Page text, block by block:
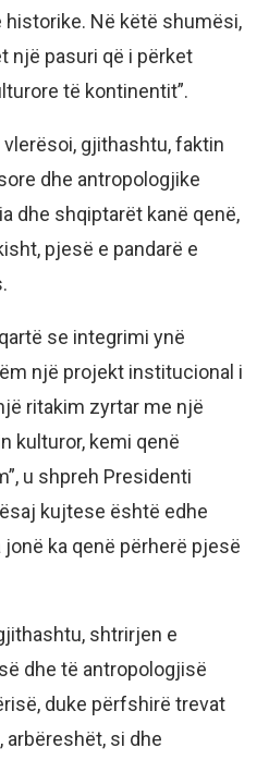
Në këtë shumësi,
një pasuri që i përket
të kontinentit”.
gjithashtu, faktin
dhe antropologjike
dhe shqiptarët kanë qenë,
pjesë e pandarë e
se integrimi ynë
një projekt institucional i
ritakim zyrtar me një
kulturor, kemi qenë
u shpreh Presidenti
kujtese është edhe
ka qenë përherë pjesë
shtrirjen e
dhe të antropologjisë
duke përfshirë trevat
arbëreshët, si dhe